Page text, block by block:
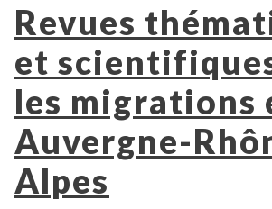
Revues
et
les migrations
Auvergne-
Alpes